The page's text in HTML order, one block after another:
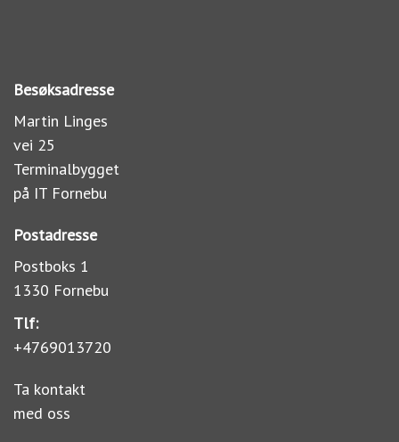
Besøksadresse
Martin Linges
vei 25
Terminalbygget
på IT Fornebu
Postadresse
Postboks 1
1330 Fornebu
Tlf:
+4769013720
Ta kontakt
med oss